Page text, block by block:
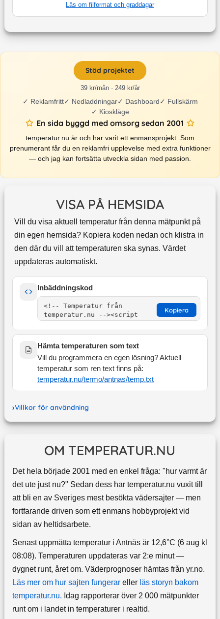
Läs om filformat och graddagar
Stöd projektet
39 kr/mån · 249 kr/år
✓ Reklamfritt✓ Nedladdningar✓ Dashboard✓ Fullskärm
✓ Kioskläge
En sida byggd med omsorg sedan 2001
temperatur.nu är och har varit ett enmansprojekt. Som
prenumerant får du en reklamfri upplevelse med extra funktioner
— och jag kan fortsätta utveckla sidan med passion.
VISA PÅ HEMSIDA
Vill du visa aktuell temperatur från denna mätpunkt på
din egen hemsida? Kopiera koden nedan och klistra in
den där du vill att temperaturen ska synas. Värdet
uppdateras automatiskt.
Inbäddningskod
Kopiera
Hämta temperaturen som text
Vill du programmera en egen lösning? Aktuell
temperatur som ren text finns på:
temperatur.nu/termo/antnas/temp.txt
Villkor för användning
OM TEMPERATUR.NU
Det hela började 2001 med en enkel fråga: "hur varmt är
det ute just nu?" Sedan dess har temperatur.nu vuxit till
att bli en av Sveriges mest besökta vädersajter — men
fortfarande driven som ett enmans hobbyprojekt vid
sidan av heltidsarbete.
Senast uppmätta temperatur i Antnäs är 12,6°C (6 aug kl
08:08). Temperaturen uppdateras var 2:e minut —
dygnet runt, året om. Väderprognoser hämtas från yr.no.
Läs mer om hur sajten fungerareller läs storyn bakom
temperatur.nu. Idag rapporterar över 2 000 mätpunkter
runt om i landet in temperaturer i realtid.